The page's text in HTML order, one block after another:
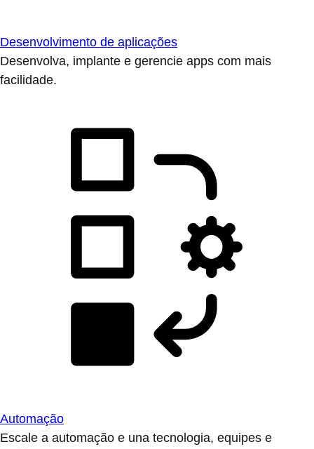
Desenvolvimento de aplicações
Desenvolva, implante e gerencie apps com mais
facilidade.
Automação
Escale a automação e una tecnologia, equipes e